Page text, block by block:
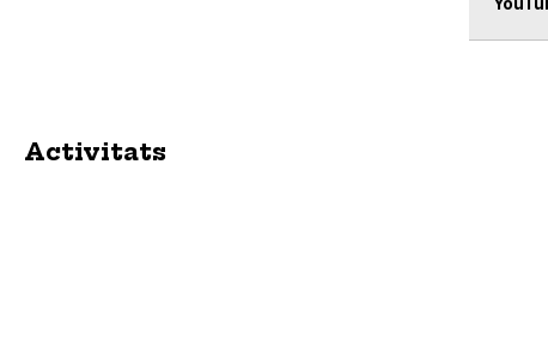
Activitats